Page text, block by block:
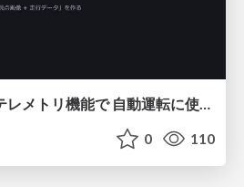
Forza Horizon 6 のテレメトリ機能で 自動運転に使えそうな学習データを集める話
0 110